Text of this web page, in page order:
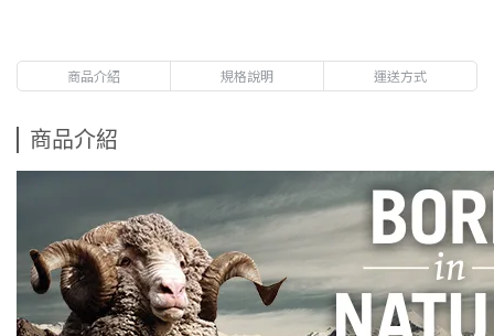
商品介紹 規格說明 運送方式
商品介紹